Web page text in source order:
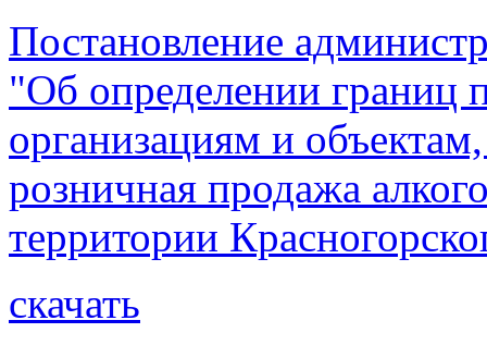
Постановление
"Об определении границ
организациям и
розничная продажа
территории
скачать